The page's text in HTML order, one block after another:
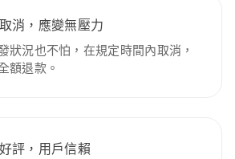
消，應變無壓力
狀況也不怕，在規定時間內取消，
額退款。
評，用戶信賴